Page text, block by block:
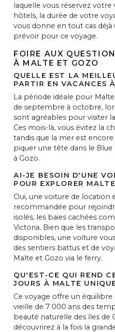
laquelle vous réservez votre
hôtels, la durée de votre
vous donne en tout cas
prévoir pour ce voyage.
FOIRE AUX
À MALTE ET GOZO
QUELLE EST LA
PARTIR EN VACANCES
La période idéale pour
de septembre à octobre,
sont agréables pour visiter
Ces mois-là, vous évitez la
tandis que la mer est
piquer une tête dans le
à Gozo.
AI-JE BESOIN D'UNE
POUR EXPLORER
Oui, une voiture de location
recommandée pour
isolés, les baies cachées
Victoria. Bien que les
disponibles, une voiture
des sentiers battus et de
Malte et Gozo via le ferry.
QU'EST-CE QUI REND
JOURS À MALTE
Ce voyage offre un
vieille de 7 000 ans des
beauté naturelle des îles de
découvrirez à la fois la